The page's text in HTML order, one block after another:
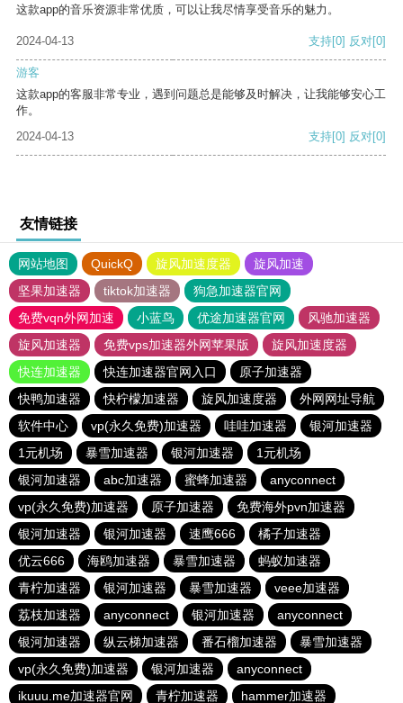
这款app的音乐资源非常优质，可以让我尽情享受音乐的魅力。
2024-04-13 支持[0] 反对[0]
游客
这款app的客服非常专业，遇到问题总是能够及时解决，让我能够安心工
作。
2024-04-13
支持[0] 反对[0]
友情链接
网站地图 QuickQ 旋风加速度器
旋风加速
坚果加速器
tiktok加速器
狗急加速器官网
免费vqn外网加速
小蓝鸟 优途加速器官网
风驰加速器
旋风加速器
免费vps加速器外网苹果版
旋风加速度器
快连加速器
快连加速器官网入口
原子加速器
快鸭加速器
快柠檬加速器 旋风加速度器
外网网址导航
软件中心
vp(永久免费)加速器 哇哇加速器
银河加速器
1元机场
暴雪加速器 银河加速器
1元机场
银河加速器
abc加速器 蜜蜂加速器
anyconnect
vp(永久免费)加速器
原子加速器
免费海外pvn加速器
银河加速器
银河加速器 速鹰666
橘子加速器
优云666
海鸥加速器 暴雪加速器
蚂蚁加速器
青柠加速器
银河加速器 暴雪加速器
veee加速器
荔枝加速器
anyconnect 银河加速器
anyconnect
银河加速器
纵云梯加速器 番石榴加速器
暴雪加速器
vp(永久免费)加速器
银河加速器
anyconnect
ikuuu.me加速器官网
青柠加速器 hammer加速器